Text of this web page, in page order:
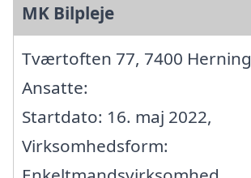
MK Bilpleje
Tværtoften 77, 7400 Herning
Ansatte:
Startdato: 16. maj 2022,
Virksomhedsform: